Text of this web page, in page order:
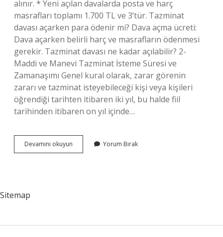
alınır. * Yeni açılan davalarda posta ve harç
masrafları toplamı 1.700 TL ve 3’tür. Tazminat
davası açarken para ödenir mi? Dava açma ücreti:
Dava açarken belirli harç ve masrafların ödenmesi
gerekir. Tazminat davası ne kadar açılabilir? 2-
Maddi ve Manevi Tazminat İsteme Süresi ve
Zamanaşımı Genel kural olarak, zarar görenin
zararı ve tazminat isteyebileceği kişi veya kişileri
öğrendiği tarihten itibaren iki yıl, bu halde fiil
tarihinden itibaren on yıl içinde…
Devamını okuyun Tazminat
Davası
Yorum Bırak
Sitemap